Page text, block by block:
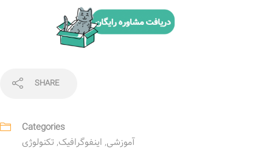
SHARE
Categories
آموزشی, اینفوگرافیک,تکنولوژی